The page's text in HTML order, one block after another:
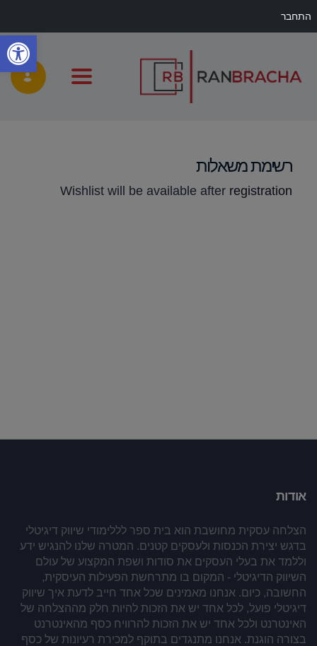
התחבר
navigation
רשימת משאלות
Wishlist will be available after registration
אודות
הצלחה עסקית מחושבת הוא בית ספר לללימודי שיווק דיגיטלי
בדגש יצירת הכנסות ולעסקים קטנים. המטרה שלנו להנגיש ידע
וללמד את בעלי העסקים את סודות ושפת המקצוע של עולם
השיווק הדיגיטלי - המקום בו מתרחשת הפעילות העיסקית,
החשובה, כיום. אנחנו מאמינים שכל אחד חייב לדעת איך שיווק
דיגיטלי פועל, לכל אחד יש את הזכות להיות חלק מההצלחה של
האינטרנט ולכל אחד יש את הזכות להרוויח כסף מהאינטרנט
בצורה הוגנת. אנחנו מתנגדים בתוקף למכירת רעיונות של כסף